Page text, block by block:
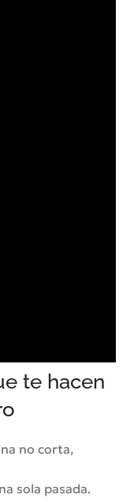
te hacen
no corta,
sola pasada.